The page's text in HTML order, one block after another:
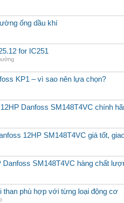
ống dầu khí
for IC251
KP1 – vì sao nên lựa chọn?
Danfoss SM148T4VC chính
12HP SM148T4VC giá tốt,
Danfoss SM148T4VC hàng chất
than phù hợp với từng loại động cơ